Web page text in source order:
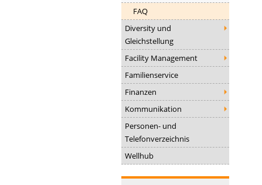
FAQ
Diversity und
Gleichstellung
Facility Management
Familienservice
Finanzen
Kommunikation
Personen- und
Telefonverzeichnis
Wellhub